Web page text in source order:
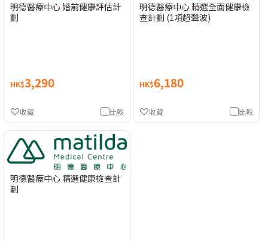
明德醫療中心 婚前健康評估計
劃
HK$3,290
比較
收藏
明德醫療中心 精選全面健康檢
查計劃 (1項超聲波)
HK$6,180
比較
收藏
明德醫療中心 精選健康檢查計
劃